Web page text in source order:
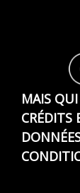
MAIS
CRÉDITS